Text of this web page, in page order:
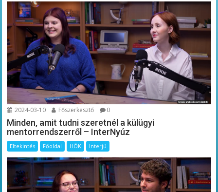
2024-03-10 Főszerkesztő 0
Minden, amit tudni szeretnél a külügyi
mentorrendszerről – InterNyúz
Eltekintés Főoldal HÖK Interjú